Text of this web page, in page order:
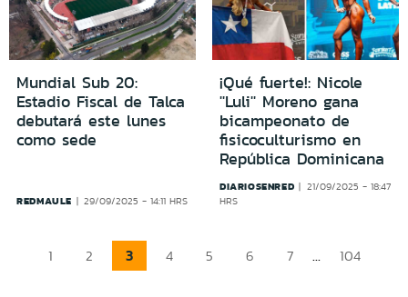
Mundial Sub 20:
Estadio Fiscal de Talca
debutará este lunes
como sede
REDMAULE 29/09/2025 - 14:11 HRS
¡Qué fuerte!: Nicole
''Luli'' Moreno gana
bicampeonato de
fisicoculturismo en
República Dominicana
DIARIOSENRED
21/09/2025 - 18:47
HRS
1 2 3 4 5 6 7 ... 104